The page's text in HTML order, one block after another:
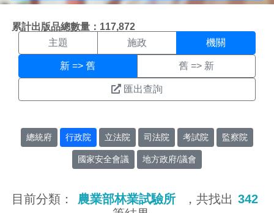
累計出版品總數量：117,872
機關搜尋結果頁面
主題 施政 機關
新 => 舊 舊 => 新
匯出查詢
總統府 行政院 立法院 司法院 考試院 監察院
國家安全會議 地方政府/議會
目前分類： 農業部林業試驗所 ，共找出 342